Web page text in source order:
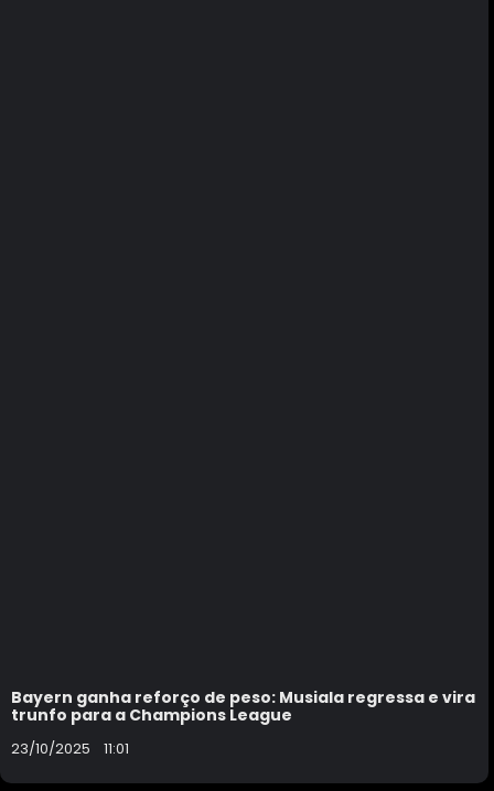
Bayern ganha reforço de peso: Musiala regressa e vira
trunfo para a Champions League
23/10/2025 11:01